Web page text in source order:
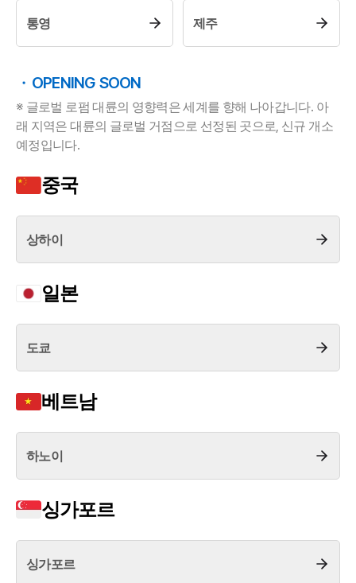
고객후기
언론보도
대륜법률상담예약
통영 제주
OPENING SOON
※ 글로벌 로펌 대륜의 영향력은 세계를 향해 나아갑니다. 아
래 지역은 대륜의 글로벌 거점으로 선정된 곳으로, 신규 개소
예정입니다.
중국
상하이
일본
도쿄
베트남
하노이
싱가포르
싱가포르